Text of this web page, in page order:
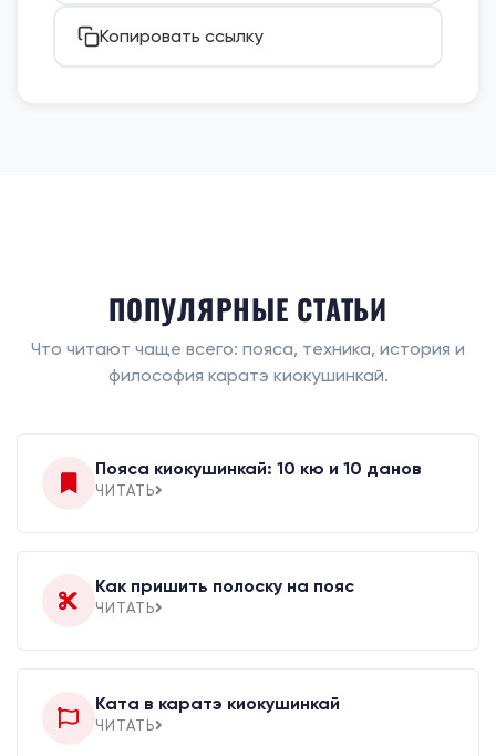
Копировать ссылку
ПОПУЛЯРНЫЕ СТАТЬИ
Что читают чаще всего: пояса, техника, история и
философия каратэ киокушинкай.
Пояса киокушинкай: 10 кю и 10 данов
ЧИТАТЬ
Как пришить полоску на пояс
ЧИТАТЬ
Ката в каратэ киокушинкай
ЧИТАТЬ